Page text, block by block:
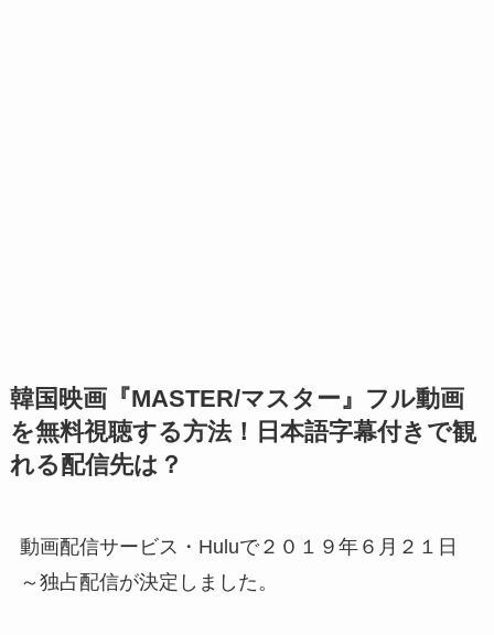
韓国映画『MASTER/マスター』フル動画
を無料視聴する方法！日本語字幕付きで観
れる配信先は？
動画配信サービス・Huluで２０１９年６月２１日
～独占配信が決定しました。